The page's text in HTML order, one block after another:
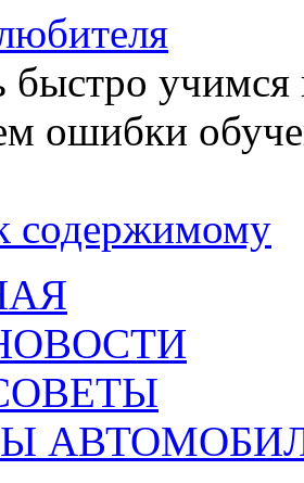
учимся
ошибки
содержимому